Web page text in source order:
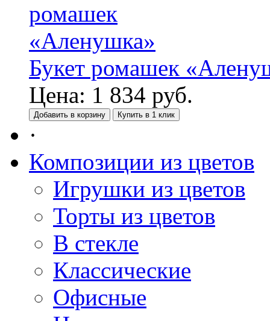
Букет ромашек
Цена: 1 834 руб.
Добавить в корзину Купить в 1 клик
·
Композиции из цветов
Игрушки из цветов
Торты из цветов
В стекле
Классические
Офисные